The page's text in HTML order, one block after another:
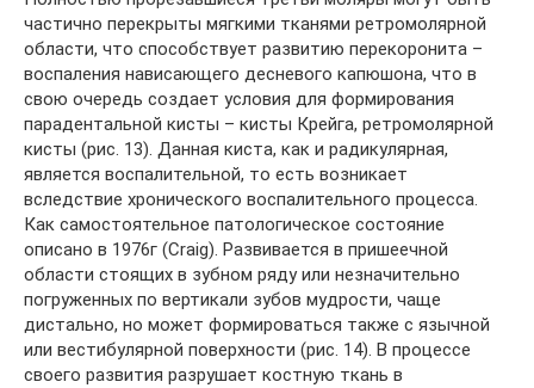
частично перекрыты мягкими тканями ретромолярной
области, что способствует развитию перекоронита –
воспаления нависающего десневого капюшона, что в
свою очередь создает условия для формирования
парадентальной кисты – кисты Крейга, ретромолярной
кисты (рис. 13). Данная киста, как и радикулярная,
является воспалительной, то есть возникает
вследствие хронического воспалительного процесса.
Как самостоятельное патологическое состояние
описано в 1976г (Craig). Развивается в пришеечной
области стоящих в зубном ряду или незначительно
погруженных по вертикали зубов мудрости, чаще
дистально, но может формироваться также с язычной
или вестибулярной поверхности (рис. 14). В процессе
своего развития разрушает костную ткань в